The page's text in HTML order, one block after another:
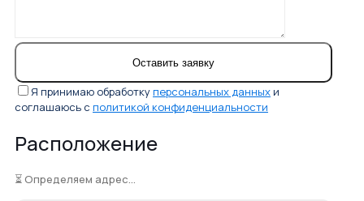
Я принимаю обработкуперсональных данных и
соглашаюсь с политикой конфиденциальности
Расположение
⏳ Определяем адрес...